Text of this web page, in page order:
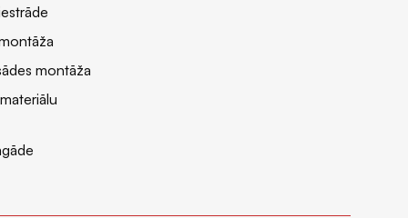
montāža